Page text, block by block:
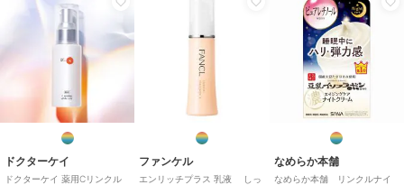
ドクターケイ
ドクターケイ 薬用Cリンクル
ファンケル
エンリッチプラス 乳液 しっ
なめらか本舗
なめらか本舗 リンクルナイ